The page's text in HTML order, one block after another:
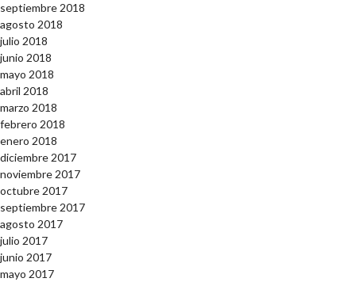
septiembre 2018
agosto 2018
julio 2018
junio 2018
mayo 2018
abril 2018
marzo 2018
febrero 2018
enero 2018
diciembre 2017
noviembre 2017
octubre 2017
septiembre 2017
agosto 2017
julio 2017
junio 2017
mayo 2017